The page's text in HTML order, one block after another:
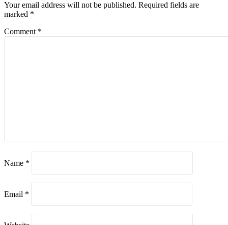
Your email address will not be published. Required fields are
marked *
Comment *
Name *
Email *